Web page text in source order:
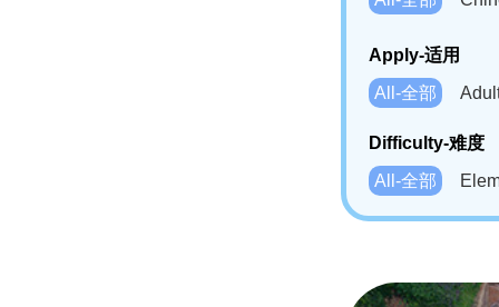
Bahasa
Swahili(SW)-
Apply-适用
All-全部
Difficulty-难度
All-全部